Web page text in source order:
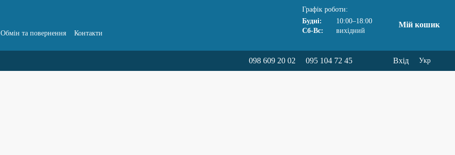
Обмін та повернення Контакти
Графік роботи:
Будні:
10:00–18:00
Сб-Вс:
вихідний
Мій кошик
098 609 20 02 095 104 72 45 Вхід Укр